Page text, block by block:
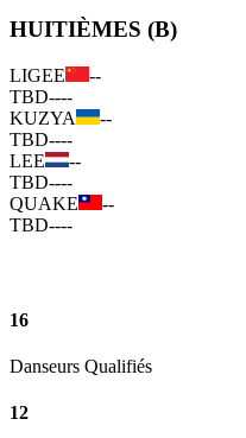
HUITIÈMES (B)
LIGEE
--
TBD----
KUZYA
--
TBD----
LEE
--
TBD----
QUAKE
--
TBD----
16
Danseurs Qualifiés
12